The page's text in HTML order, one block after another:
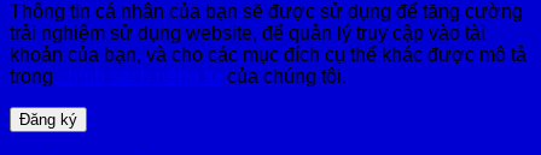
Thông tin cá nhân của bạn sẽ được sử dụng để tăng cường
trải nghiệm sử dụng website, để quản lý truy cập vào tài
khoản của bạn, và cho các mục đích cụ thể khác được mô tả
trong chính sách riêng tư của chúng tôi.
Đăng ký